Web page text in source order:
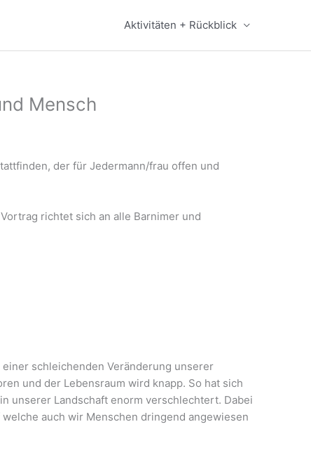
Aktivitäten + Rückblick
Mensch
der für Jedermann/frau offen und
richtet sich an alle Barnimer und
schleichenden Veränderung unserer
und der Lebensraum wird knapp. So hat sich
unserer Landschaft enorm verschlechtert. Dabei
auch wir Menschen dringend angewiesen